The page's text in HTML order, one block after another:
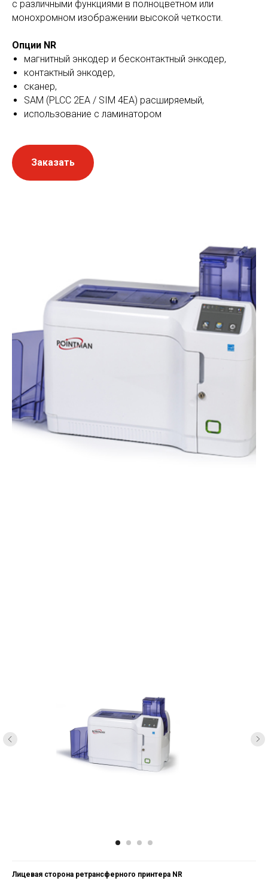
с различными функциями в полноцветном или
монохромном изображении высокой четкости.
Опции NR
магнитный энкодер и бесконтактный энкодер,
контактный энкодер,
сканер,
SAM (PLCC 2EA / SIM 4EA) расширяемый,
использование с ламинатором
Заказать
Лицевая сторона ретрансферного принтера NR